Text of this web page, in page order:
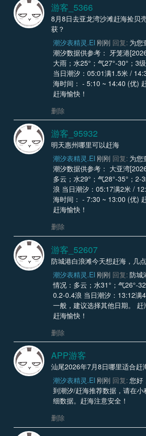
游客_5366
8月8日去亚龙湾沙滩赶海捡贝
获？
潮汐表精灵.EI 刚刚 回复: 为您
潮汐数据供参考： 牙笼港
大雨；水25°；气27°-30°；3
当日潮汐：05:01满1.5米 /
海时间： - 5:10 ~ 14:40 (优)
赶海愉快！
删除
游客_95932
明天惠州哪里可以赶海
潮汐表精灵.EI 刚刚 回复: 为您
潮汐数据供参考： 大亚湾
多云；水29°；气28°-35°；2-
浪 当日潮汐：05:17满2米 /
海时间： - 7:30 ~ 13:00 (优)
赶海愉快！
删除
游客_52607
防城港白浪滩今天想赶海，几
潮汐表精灵.EI 刚刚 回复: 防城
情况：多云；水31°；气26°-
0.2-0.4浪 当日潮汐：13:12满
一般，建议选择其他日期。
赶海愉快！
删除
APP游客
汕尾2026年7月8日哪里适合赶
潮汐表精灵.EI 刚刚 回复: 您好
到潮汐/赶海推荐数据，请在
细数据。赶海注意安全！
删除